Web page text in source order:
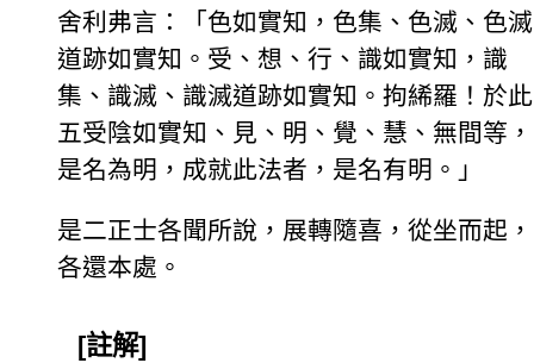
舍利弗言：「色如實知，色集、色滅、色滅
道跡如實知。受、想、行、識如實知，識
集、識滅、識滅道跡如實知。拘絺羅！於此
五受陰如實知、見、明、覺、慧、無間等，
是名為明，成就此法者，是名有明。」
是二正士各聞所說，展轉隨喜，從坐而起，
各還本處。
[註解]